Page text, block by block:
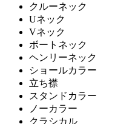
クルーネック
Uネック
Vネック
ボートネック
ヘンリーネック
ショールカラー
立ち襟
スタンドカラー
ノーカラー
クラシカル